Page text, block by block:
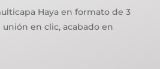
Haya en formato de 3
unión en clic, acabado en